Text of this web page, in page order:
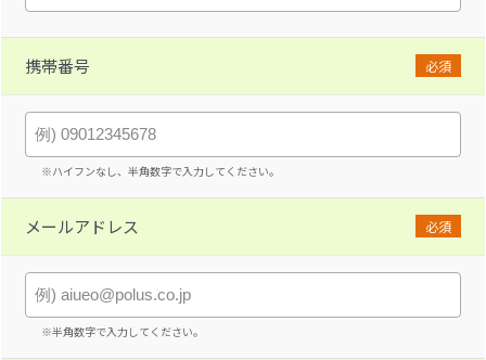
携帯番号 必須
※ハイフンなし、半角数字で入力してください。
メールアドレス 必須
※半角数字で入力してください。